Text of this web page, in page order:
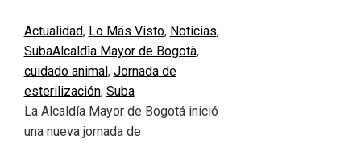
Actualidad, Lo Más Visto, Noticias,
SubaAlcaldìa Mayor de Bogotà,
cuidado animal , Jornada de
esterilización, Suba
La Alcaldía Mayor de Bogotá inició
una nueva jornada de